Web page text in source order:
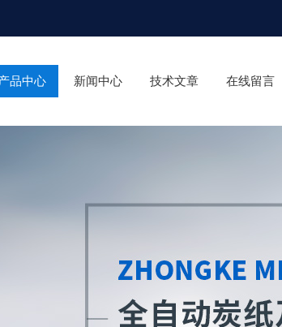
品中心 新闻中心 技术文章 在线留言